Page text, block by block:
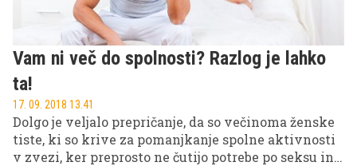
Vam ni več do spolnosti? Razlog je lahko
ta!
17. 09. 2018 13.41
Dolgo je veljalo prepričanje, da so večinoma ženske
tiste, ki so krive za pomanjkanje spolne aktivnosti
v zvezi, ker preprosto ne čutijo potrebe po seksu in